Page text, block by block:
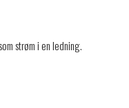
strøm i en ledning.